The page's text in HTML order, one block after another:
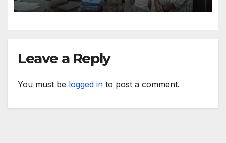
Leave a Reply
You must be logged in to post a comment.